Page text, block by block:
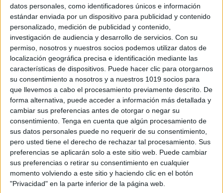
datos personales, como identificadores únicos e información
estándar enviada por un dispositivo para publicidad y contenido
personalizado, medición de publicidad y contenido,
investigación de audiencia y desarrollo de servicios. Con su
permiso, nosotros y nuestros socios podemos utilizar datos de
localización geográfica precisa e identificación mediante las
características de dispositivos. Puede hacer clic para otorgarnos
su consentimiento a nosotros y a nuestros 1019 socios para
que llevemos a cabo el procesamiento previamente descrito. De
forma alternativa, puede acceder a información más detallada y
cambiar sus preferencias antes de otorgar o negar su
consentimiento. Tenga en cuenta que algún procesamiento de
sus datos personales puede no requerir de su consentimiento,
pero usted tiene el derecho de rechazar tal procesamiento. Sus
preferencias se aplicarán solo a este sitio web. Puede cambiar
sus preferencias o retirar su consentimiento en cualquier
momento volviendo a este sitio y haciendo clic en el botón
"Privacidad" en la parte inferior de la página web.
EJEMPLO DE LA ACTIVIDAD Día de la
Constitución